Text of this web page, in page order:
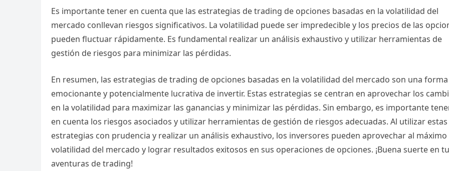
Es importante tener en cuenta que las estrategias de trading de opciones basadas en la volatilidad del
mercado conllevan riesgos significativos. La volatilidad puede ser impredecible y los precios de las
pueden fluctuar rápidamente. Es fundamental realizar un análisis exhaustivo y utilizar herramientas de
gestión de riesgos para minimizar las pérdidas.
En resumen, las estrategias de trading de opciones basadas en la volatilidad del mercado son una forma
emocionante y potencialmente lucrativa de invertir. Estas estrategias se centran en aprovechar los
en la volatilidad para maximizar las ganancias y minimizar las pérdidas. Sin embargo, es importante
en cuenta los riesgos asociados y utilizar herramientas de gestión de riesgos adecuadas. Al utilizar estas
estrategias con prudencia y realizar un análisis exhaustivo, los inversores pueden aprovechar al máximo
volatilidad del mercado y lograr resultados exitosos en sus operaciones de opciones. ¡Buena suerte en
aventuras de trading!